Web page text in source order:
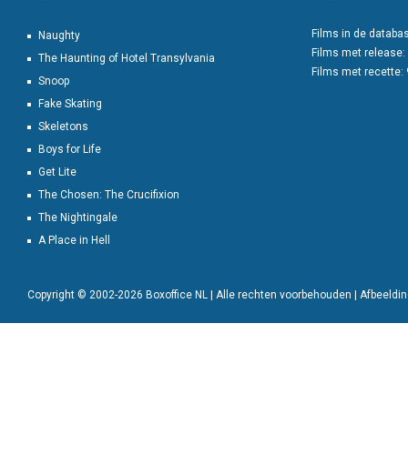
Naughty
The Haunting of Hotel Transylvania
Snoop
Fake Skating
Skeletons
Boys for Life
Get Lite
The Chosen: The Crucifixion
The Nightingale
A Place in Hell
Films in de
Films met release:
Films met recette:
Copyright © 2002-2026 Boxoffice NL | Alle rechten voorbehouden |